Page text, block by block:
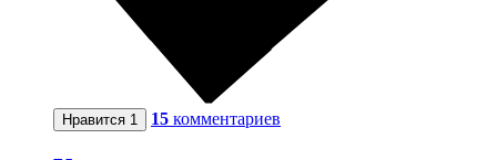
Нравится 1 15 комментариев